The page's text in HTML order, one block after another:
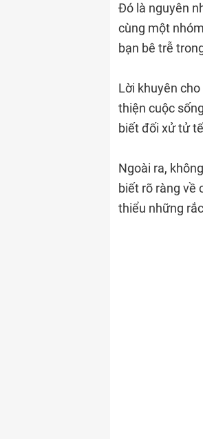
Đó là nguyên
cùng một
bạn bê trễ
Lời khuyên
thiện cuộc
biết đối xử tử
Ngoài ra,
biết rõ ràng về
thiểu những